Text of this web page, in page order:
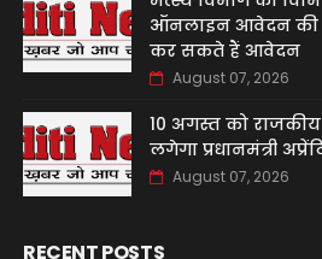
ऑनलाइन आवेदन की
कर सकते हैं आवेदन
August 07, 2026
10 अगस्त को
लगेगा प्रधानमंत्री
August 07, 2026
RECENT POSTS